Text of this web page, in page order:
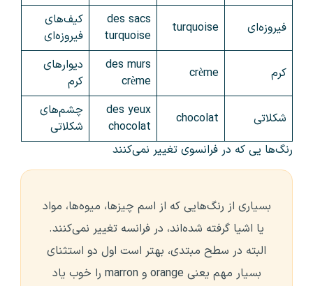
فیروزه‌ای turquoise
des sacs
turquoise
کیف‌های
فیروزه‌ای
کرم crème
des murs
crème
دیوارهای
کرم
شکلاتی chocolat
des yeux
chocolat
چشم‌های
شکلاتی
رنگ‌ها یی که در فرانسوی تغییر نمی‌کنند
بسیاری از رنگ‌هایی که از اسم چیزها، میوه‌ها، مواد
یا اشیا گرفته شده‌اند، در فرانسه تغییر نمی‌کنند.
البته در سطح مبتدی، بهتر است اول دو استثنای
بسیار مهم یعنی orange و marron را خوب یاد